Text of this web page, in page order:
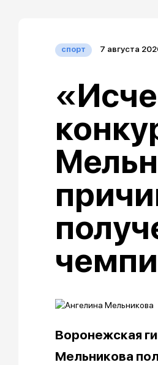
спорт 7 августа
Воронежская
Мельникова